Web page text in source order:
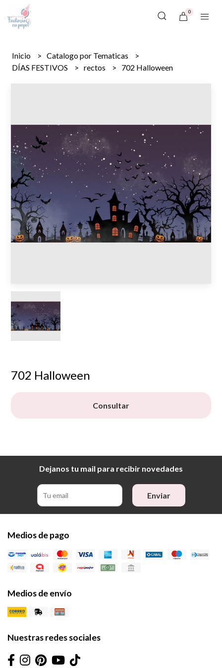
0
Inicio
Catalogo por Tematicas
DÍAS FESTIVOS
rectos 702 Halloween
702 Halloween
Consultar
Dejanos tu mail para recibir novedades
Enviar
Medios de pago
Medios de envío
Nuestras redes sociales